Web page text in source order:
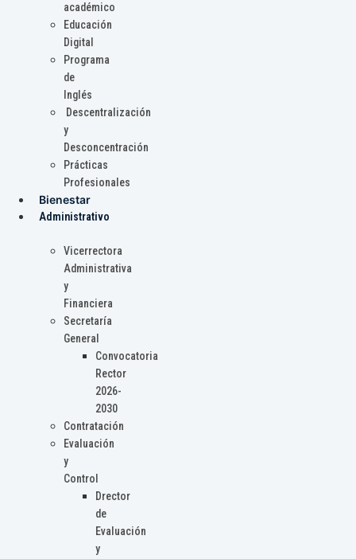
académico
Educación
Digital
Programa
de
Inglés
Descentralización
y
Desconcentración
Prácticas
Profesionales
Bienestar
Administrativo
Vicerrectora
Administrativa
y
Financiera
Secretaría
General
Convocatoria
Rector
2026-
2030
Contratación
Evaluación
y
Control
Drector
de
Evaluación
y